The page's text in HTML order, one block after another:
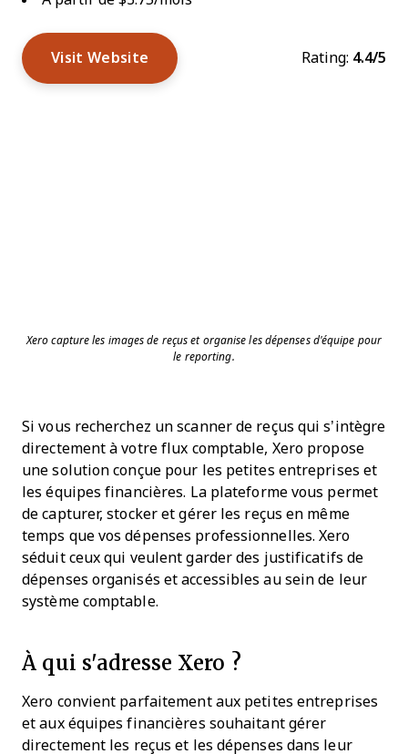
Visit Website Rating: 4.4/5
Xero capture les images de reçus et organise les dépenses d'équipe pour
le reporting.
Si vous recherchez un scanner de reçus qui s’intègre
directement à votre flux comptable, Xero propose
une solution conçue pour les petites entreprises et
les équipes financières. La plateforme vous permet
de capturer, stocker et gérer les reçus en même
temps que vos dépenses professionnelles. Xero
séduit ceux qui veulent garder des justificatifs de
dépenses organisés et accessibles au sein de leur
système comptable.
À qui s'adresse Xero ?
Xero convient parfaitement aux petites entreprises
et aux équipes financières souhaitant gérer
directement les reçus et les dépenses dans leur